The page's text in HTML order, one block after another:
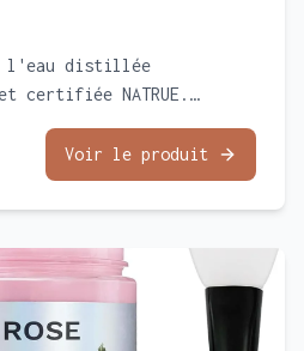
à l'eau distillée
certifiée NATRUE.
Peaux
Voir le produit